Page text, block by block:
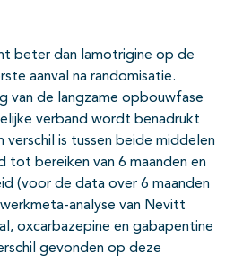
beter dan lamotrigine op de
aanval na randomisatie.
van de langzame opbouwfase
verband wordt benadrukt
is tussen beide middelen
bereiken van 6 maanden en
(voor de data over 6 maanden
analyse van Nevitt
oxcarbazepine en gabapentine
gevonden op deze